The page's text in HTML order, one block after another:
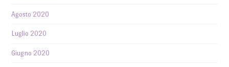
Agosto 2020
Luglio 2020
Giugno 2020